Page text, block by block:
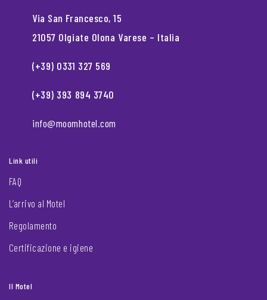
Via San Francesco, 15
21057 Olgiate Olona Varese – Italia
(+39) 0331 327 569
(+39) 393 894 3740
info@moomhotel.com
Link utili
FAQ
L’arrivo al Motel
Regolamento
Certificazione e igiene
Il Motel